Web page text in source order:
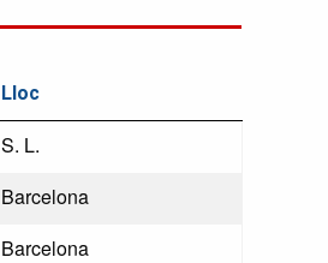
Lloc
S. L.
Barcelona
Barcelona